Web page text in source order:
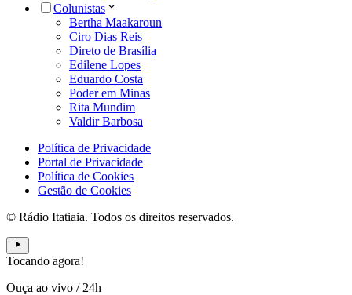
Colunistas
Bertha Maakaroun
Ciro Dias Reis
Direto de Brasília
Edilene Lopes
Eduardo Costa
Poder em Minas
Rita Mundim
Valdir Barbosa
Política de Privacidade
Portal de Privacidade
Política de Cookies
Gestão de Cookies
© Rádio Itatiaia. Todos os direitos reservados.
Tocando agora!
Ouça ao vivo / 24h